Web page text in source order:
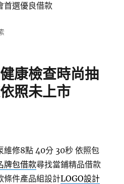
首選優良借款
康檢查時尚抽
照未上市
維修8點 40分 30秒 依照包
牌包借款尋找當鋪精品借款
條件產品組設計LOGO設計